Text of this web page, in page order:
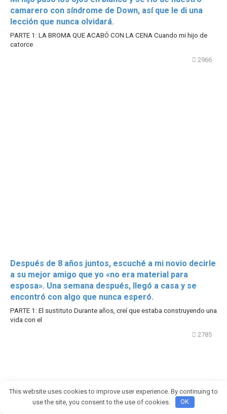
camarero con síndrome de Down, así que le di una
lección que nunca olvidará.
PARTE 1: LA BROMA QUE ACABÓ CON LA CENA Cuando mi hijo de
catorce
2966
Después de 8 años juntos, escuché a mi novio decirle
a su mejor amigo que yo «no era material para
esposa». Una semana después, llegó a casa y se
encontró con algo que nunca esperó.
PARTE 1: El sustituto Durante años, creí que estaba construyendo una
vida con el
2785
This website uses cookies to improve user experience. By continuing to
use the site, you consent to the use of cookies.
OK